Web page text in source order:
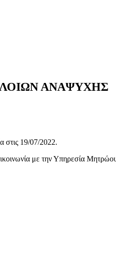
ΑΝΑΨΥΧΗΣ
στις 19/07/2022.
με την Υπηρεσία